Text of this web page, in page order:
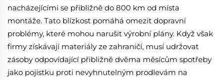
nacházejícími se přibližně do 800 km od místa
montáže. Tato blízkost pomáhá omezit dopravní
problémy, které mohou narušit výrobní plány. Když však
firmy získávají materiály ze zahraničí, musí udržovat
zásoby odpovídající přibližně dvěma měsícům spotřeby
jako pojistku proti nevyhnutelným prodlevám na